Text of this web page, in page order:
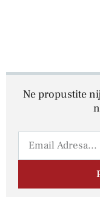
Ne propustite